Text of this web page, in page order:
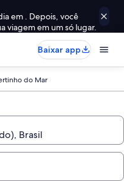
em . Depois, você
viagem em um só lugar.
Baixar app
do Mar